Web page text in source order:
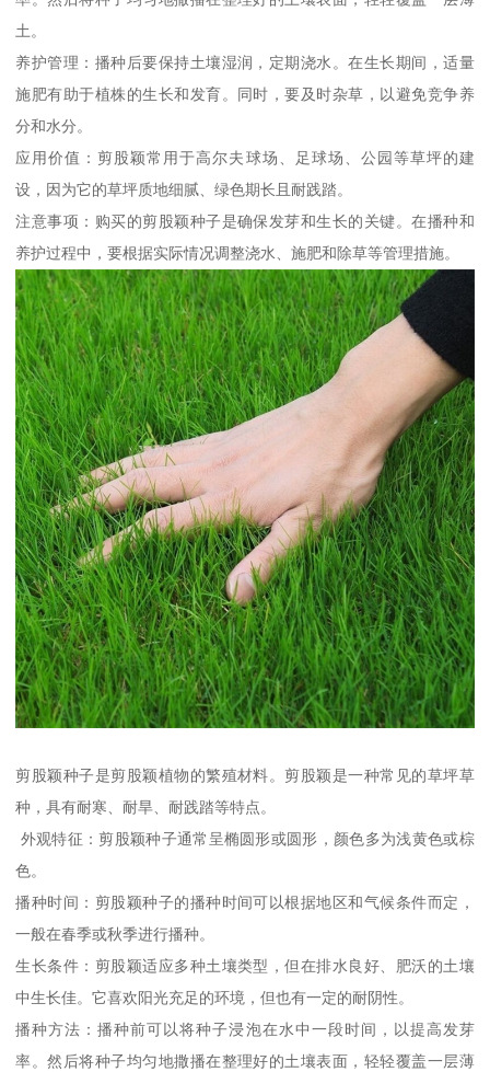
土。
养护管理：播种后要保持土壤湿润，定期浇水。在生长期间，适量
施肥有助于植株的生长和发育。同时，要及时杂草，以避免竞争养
分和水分。
应用价值：剪股颖常用于高尔夫球场、足球场、公园等草坪的建
设，因为它的草坪质地细腻、绿色期长且耐践踏。
注意事项：购买的剪股颖种子是确保发芽和生长的关键。在播种和
养护过程中，要根据实际情况调整浇水、施肥和除草等管理措施。
剪股颖种子是剪股颖植物的繁殖材料。剪股颖是一种常见的草坪草
种，具有耐寒、耐旱、耐践踏等特点。
外观特征：剪股颖种子通常呈椭圆形或圆形，颜色多为浅黄色或棕
色。
播种时间：剪股颖种子的播种时间可以根据地区和气候条件而定，
一般在春季或秋季进行播种。
生长条件：剪股颖适应多种土壤类型，但在排水良好、肥沃的土壤
中生长佳。它喜欢阳光充足的环境，但也有一定的耐阴性。
播种方法：播种前可以将种子浸泡在水中一段时间，以提高发芽
率。然后将种子均匀地撒播在整理好的土壤表面，轻轻覆盖一层薄